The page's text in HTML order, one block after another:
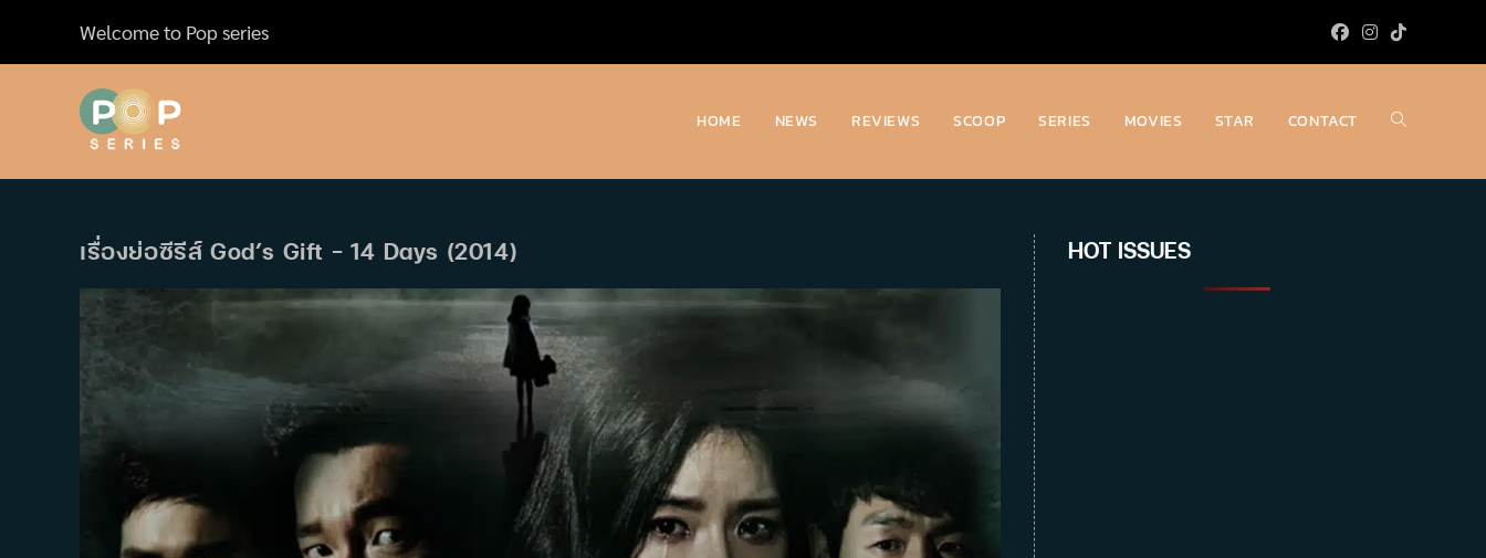
content
Welcome to Pop series
HOME NEWS REVIEWS SCOOP SERIES MOVIES STAR CONTACT Toggle
เรื่องย่อซีรีส์ God’s Gift – 14 Days (2014) HOT ISSUES